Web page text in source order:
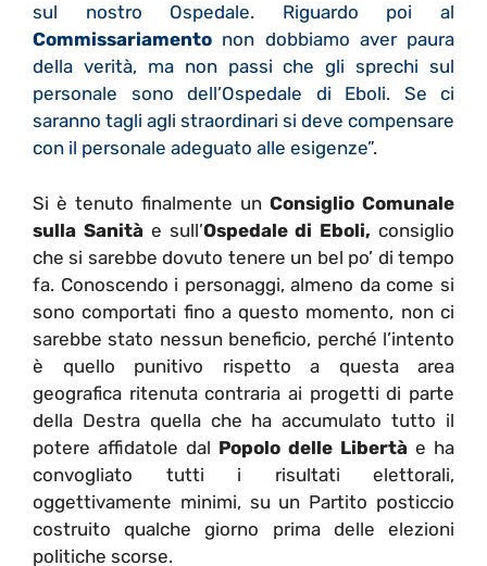
sul nostro Ospedale. Riguardo poi al
Commissariamento non dobbiamo aver paura
della verità, ma non passi che gli sprechi sul
personale sono dell’Ospedale di Eboli. Se ci
saranno tagli agli straordinari si deve compensare
con il personale adeguato alle esigenze”.
Si è tenuto finalmente un Consiglio Comunale
sulla Sanitàe sull’Ospedale di Eboli, consiglio
che si sarebbe dovuto tenere un bel po’ di tempo
fa. Conoscendo i personaggi, almeno da come si
sono comportati fino a questo momento, non ci
sarebbe stato nessun beneficio, perché l’intento
è quello punitivo rispetto a questa area
geografica ritenuta contraria ai progetti di parte
della Destra quella che ha accumulato tutto il
potere affidatole dal Popolo delle Libertà e ha
convogliato tutti i risultati elettorali,
oggettivamente minimi, su un Partito posticcio
costruito qualche giorno prima delle elezioni
politiche scorse.